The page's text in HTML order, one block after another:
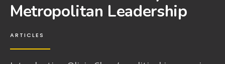
Metropolitan Leadership
ARTICLES